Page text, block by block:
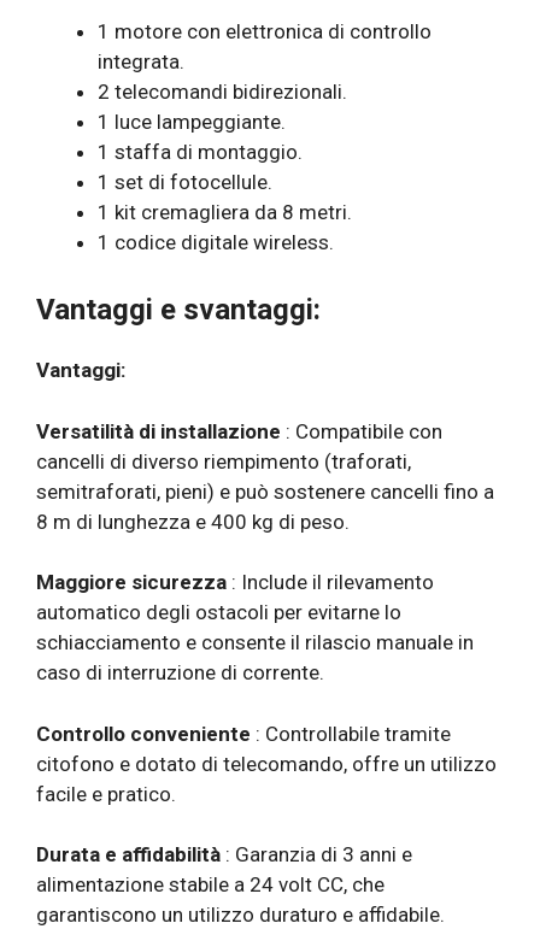
1 motore con elettronica di controllo
integrata.
2 telecomandi bidirezionali.
1 luce lampeggiante.
1 staffa di montaggio.
1 set di fotocellule.
1 kit cremagliera da 8 metri.
1 codice digitale wireless.
Vantaggi e svantaggi:
Vantaggi:
Versatilità di installazione : Compatibile con
cancelli di diverso riempimento (traforati,
semitraforati, pieni) e può sostenere cancelli fino a
8 m di lunghezza e 400 kg di peso.
Maggiore sicurezza : Include il rilevamento
automatico degli ostacoli per evitarne lo
schiacciamento e consente il rilascio manuale in
caso di interruzione di corrente.
Controllo conveniente : Controllabile tramite
citofono e dotato di telecomando, offre un utilizzo
facile e pratico.
Durata e affidabilità : Garanzia di 3 anni e
alimentazione stabile a 24 volt CC, che
garantiscono un utilizzo duraturo e affidabile.